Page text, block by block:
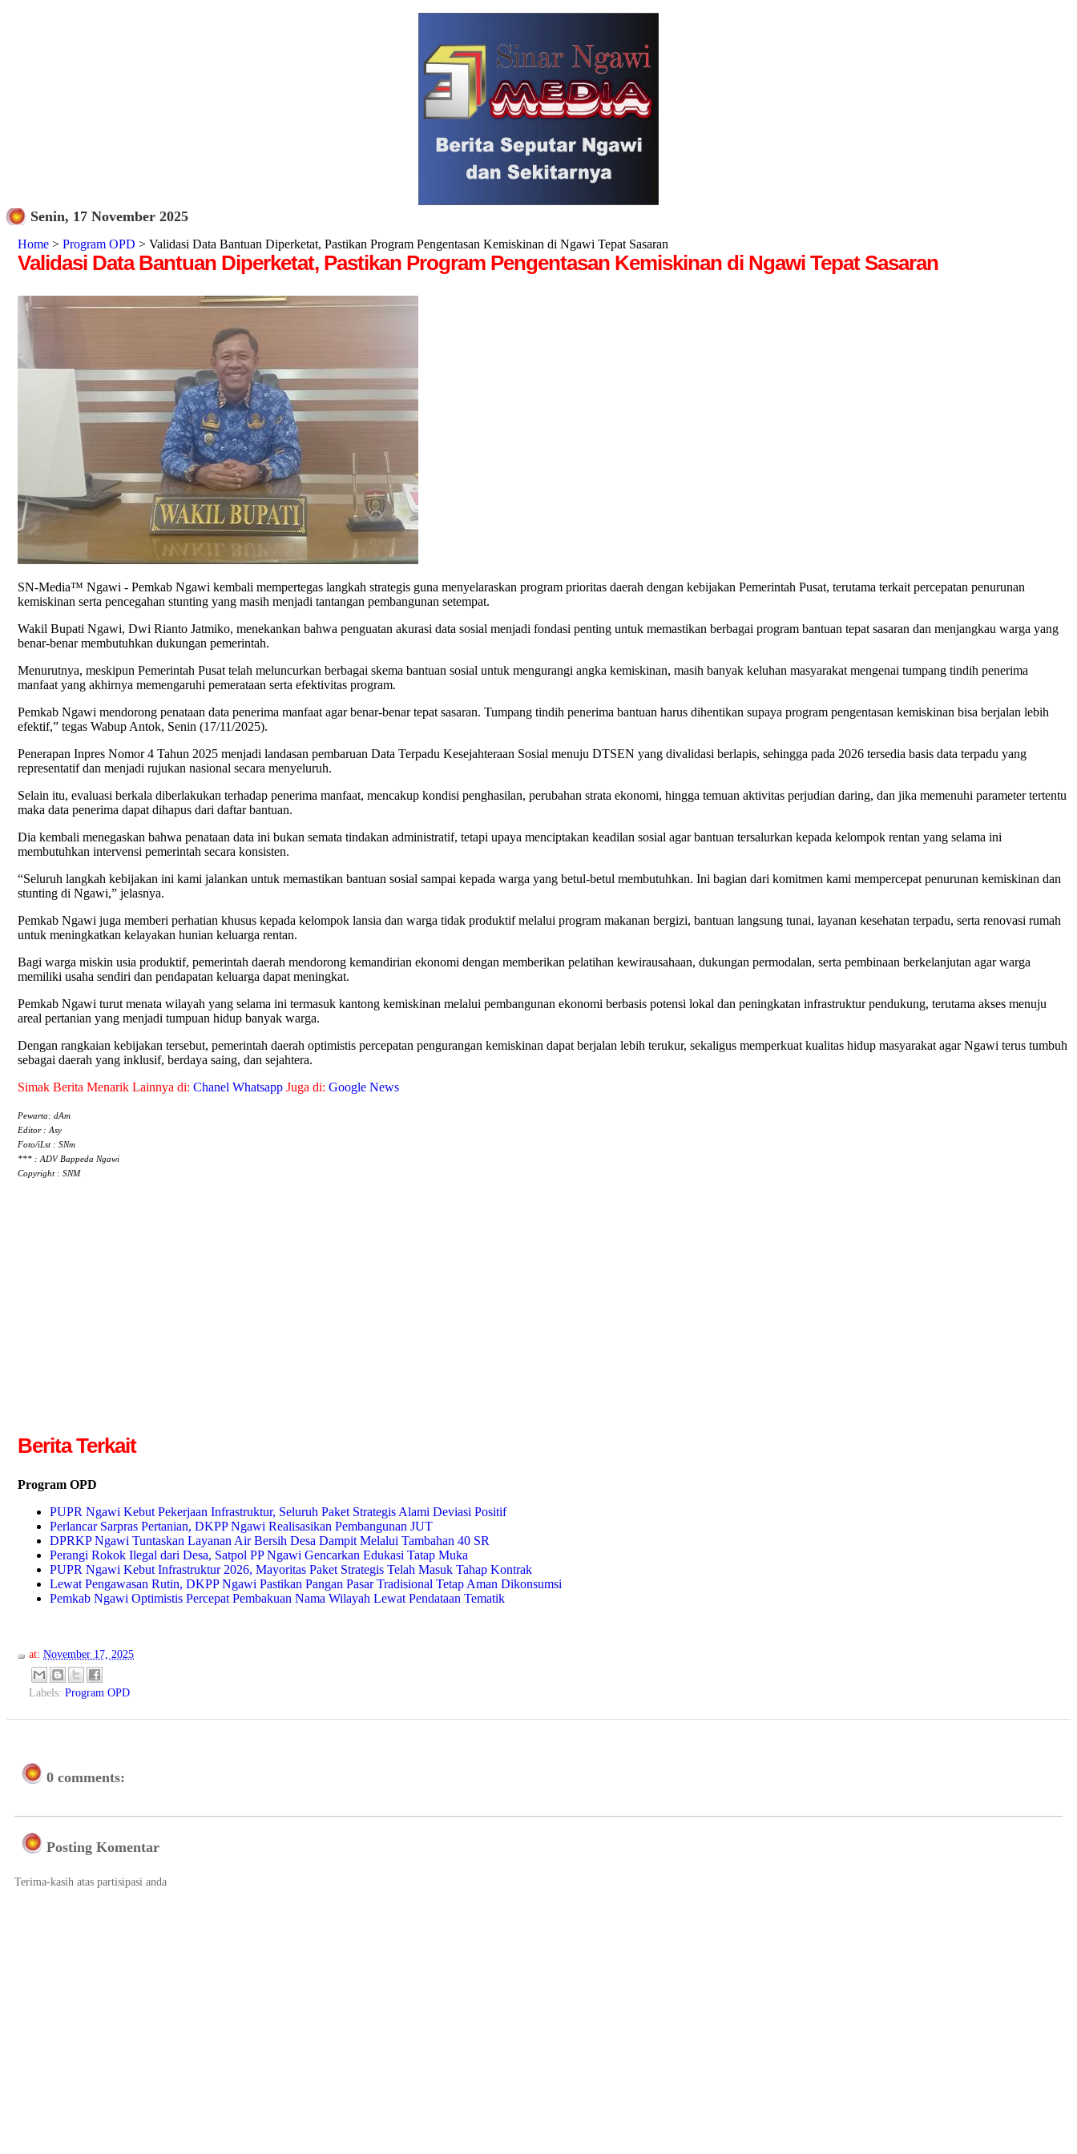
Senin, 17 November 2025
Home > Program OPD > Validasi Data Bantuan Diperketat, Pastikan Program Pengentasan Kemiskinan di Ngawi Tepat Sasaran
Validasi Data Bantuan Diperketat, Pastikan Program Pengentasan Kemiskinan di Ngawi Tepat Sasaran
SN-Media™ Ngawi - Pemkab Ngawi kembali mempertegas langkah strategis guna menyelaraskan program prioritas daerah dengan kebijakan Pemerintah Pusat, terutama terkait percepatan penurunan
kemiskinan serta pencegahan stunting yang masih menjadi tantangan pembangunan setempat.
Wakil Bupati Ngawi, Dwi Rianto Jatmiko, menekankan bahwa penguatan akurasi data sosial menjadi fondasi penting untuk memastikan berbagai program bantuan tepat sasaran dan menjangkau warga yang
benar-benar membutuhkan dukungan pemerintah.
Menurutnya, meskipun Pemerintah Pusat telah meluncurkan berbagai skema bantuan sosial untuk mengurangi angka kemiskinan, masih banyak keluhan masyarakat mengenai tumpang tindih penerima
manfaat yang akhirnya memengaruhi pemerataan serta efektivitas program.
Pemkab Ngawi mendorong penataan data penerima manfaat agar benar-benar tepat sasaran. Tumpang tindih penerima bantuan harus dihentikan supaya program pengentasan kemiskinan bisa berjalan lebih
efektif,” tegas Wabup Antok, Senin (17/11/2025).
Penerapan Inpres Nomor 4 Tahun 2025 menjadi landasan pembaruan Data Terpadu Kesejahteraan Sosial menuju DTSEN yang divalidasi berlapis, sehingga pada 2026 tersedia basis data terpadu yang
representatif dan menjadi rujukan nasional secara menyeluruh.
Selain itu, evaluasi berkala diberlakukan terhadap penerima manfaat, mencakup kondisi penghasilan, perubahan strata ekonomi, hingga temuan aktivitas perjudian daring, dan jika memenuhi parameter tertentu
maka data penerima dapat dihapus dari daftar bantuan.
Dia kembali menegaskan bahwa penataan data ini bukan semata tindakan administratif, tetapi upaya menciptakan keadilan sosial agar bantuan tersalurkan kepada kelompok rentan yang selama ini
membutuhkan intervensi pemerintah secara konsisten.
“Seluruh langkah kebijakan ini kami jalankan untuk memastikan bantuan sosial sampai kepada warga yang betul-betul membutuhkan. Ini bagian dari komitmen kami mempercepat penurunan kemiskinan dan
stunting di Ngawi,” jelasnya.
Pemkab Ngawi juga memberi perhatian khusus kepada kelompok lansia dan warga tidak produktif melalui program makanan bergizi, bantuan langsung tunai, layanan kesehatan terpadu, serta renovasi rumah
untuk meningkatkan kelayakan hunian keluarga rentan.
Bagi warga miskin usia produktif, pemerintah daerah mendorong kemandirian ekonomi dengan memberikan pelatihan kewirausahaan, dukungan permodalan, serta pembinaan berkelanjutan agar warga
memiliki usaha sendiri dan pendapatan keluarga dapat meningkat.
Pemkab Ngawi turut menata wilayah yang selama ini termasuk kantong kemiskinan melalui pembangunan ekonomi berbasis potensi lokal dan peningkatan infrastruktur pendukung, terutama akses menuju
areal pertanian yang menjadi tumpuan hidup banyak warga.
Dengan rangkaian kebijakan tersebut, pemerintah daerah optimistis percepatan pengurangan kemiskinan dapat berjalan lebih terukur, sekaligus memperkuat kualitas hidup masyarakat agar Ngawi terus tumbuh
sebagai daerah yang inklusif, berdaya saing, dan sejahtera.
Simak Berita Menarik Lainnya di: Chanel Whatsapp Juga di: Google News
Pewarta: dAm
Editor : Asy
Foto/iLst : SNm
*** : ADV Bappeda Ngawi
Copyright : SNM
Berita Terkait
Program OPD
PUPR Ngawi Kebut Pekerjaan Infrastruktur, Seluruh Paket Strategis Alami Deviasi Positif
Perlancar Sarpras Pertanian, DKPP Ngawi Realisasikan Pembangunan JUT
DPRKP Ngawi Tuntaskan Layanan Air Bersih Desa Dampit Melalui Tambahan 40 SR
Perangi Rokok Ilegal dari Desa, Satpol PP Ngawi Gencarkan Edukasi Tatap Muka
PUPR Ngawi Kebut Infrastruktur 2026, Mayoritas Paket Strategis Telah Masuk Tahap Kontrak
Lewat Pengawasan Rutin, DKPP Ngawi Pastikan Pangan Pasar Tradisional Tetap Aman Dikonsumsi
Pemkab Ngawi Optimistis Percepat Pembakuan Nama Wilayah Lewat Pendataan Tematik
at: November 17, 2025
Labels: Program OPD
0 comments:
Posting Komentar
Terima-kasih atas partisipasi anda